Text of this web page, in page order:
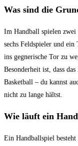
Was sind⁢ die
Im Handball spielen zwei
sechs Feldspieler und
ins gegnerische Tor zu
Besonderheit ist, dass
Basketball – du kannst​
nicht zu lange hältst.
Wie läuft ein
Ein Handballspiel